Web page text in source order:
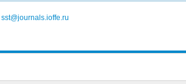
sst@journals.ioffe.ru